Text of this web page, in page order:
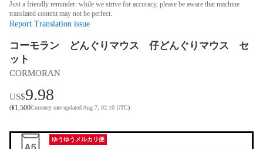
Just a friendly reminder: while we strive for accuracy, please be aware that machine
translated content may not be perfect.
Report Translation issue
コーモラン どんぐりマウス 仔どんぐりマウス セ
ット
CORMORAN
US$9.98
(¥1,500Currency rate updated Aug 7, 02:10 UTC)
ゆうゆうメルカリ便